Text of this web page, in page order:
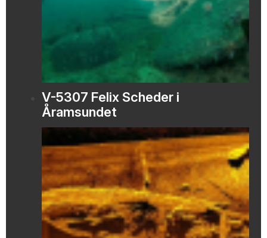
V-5307 Felix Scheder i
Åramsundet